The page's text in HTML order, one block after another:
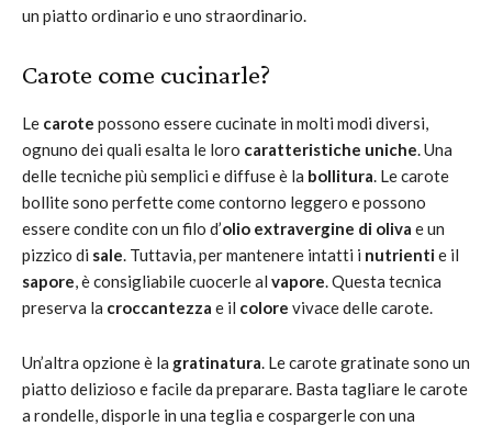
un piatto ordinario e uno straordinario.
Carote come cucinarle?
Le carote possono essere cucinate in molti modi diversi,
ognuno dei quali esalta le loro caratteristiche uniche. Una
delle tecniche più semplici e diffuse è la bollitura. Le carote
bollite sono perfette come contorno leggero e possono
essere condite con un filo d’olio extravergine di oliva e un
pizzico di sale. Tuttavia, per mantenere intatti i nutrientie il
sapore, è consigliabile cuocerle al vapore. Questa tecnica
preserva la croccantezza e il colore vivace delle carote.
Un’altra opzione è la gratinatura. Le carote gratinate sono un
piatto delizioso e facile da preparare. Basta tagliare le carote
a rondelle, disporle in una teglia e cospargerle con una